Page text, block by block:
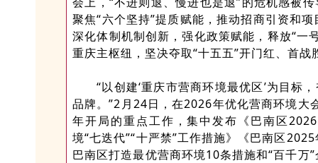
聚焦“六个坚持”提质赋能，推动招商引资和
深化体制机制创新，强化政策赋能，释放“一
重庆主枢纽，坚决夺取“十五五”开门红、首战
“以创建‘重庆市营商环境最优区’为目标
品牌。”2月24日，在2026年优化营商环境大
年开局的重点工作，集中发布《巴南区
境“七迭代”“十严禁”工作措施》《巴南区
巴南区打造最优营商环境10条措施和“百千万